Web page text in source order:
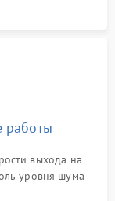
работы
выхода на
уровня шума
и корректного